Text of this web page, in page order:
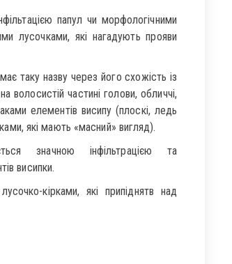
папул чи морфологічними
лусочками, які нагадують прояви
таку назву через його схожість із
частині голови, обличчі,
елементів висипу (плоскі, ледь
які мають «масний» вигляд).
значною інфільтрацією та
висипки.
кірками, які припіднятв над